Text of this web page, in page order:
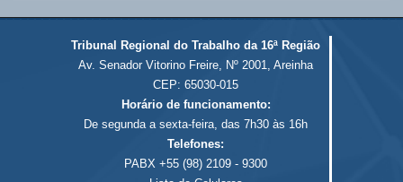
Tribunal Regional do Trabalho da 16ª Região
Av. Senador Vitorino Freire, Nº 2001, Areinha
CEP: 65030-015
Horário de funcionamento:
De segunda a sexta-feira, das 7h30 às 16h
Telefones:
PABX +55 (98) 2109 - 9300